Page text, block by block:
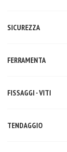
SICUREZZA
FERRAMENTA
FISSAGGI - VITI
TENDAGGIO